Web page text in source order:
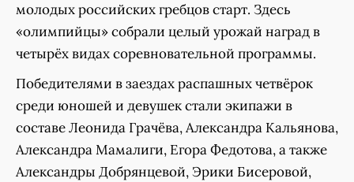
молодых российских гребцов старт. Здесь
«олимпийцы» собрали целый урожай наград в
четырёх видах соревновательной программы.
Победителями в заездах распашных четвёрок
среди юношей и девушек стали экипажи в
составе Леонида Грачёва, Александра Кальянова,
Александра Мамалиги, Егора Федотова, а также
Александры Добрянцевой, Эрики Бисеровой,